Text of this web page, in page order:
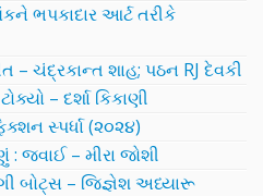
ભપકાદાર આર્ટ તરીકે
– ચંદ્રકાન્ત શાહ; પઠન RJ દેવકી
– દર્શા કિકાણી
સ્પર્ધા (૨૦૨૪)
જવાઈ – મીરા જોશી
બોટ્સ – જિજ્ઞેશ અધ્યારૂ